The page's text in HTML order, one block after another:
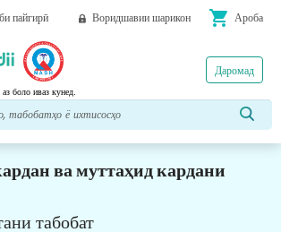
пайгирӣ Воридшавии шарикон shopping_cart Ароба
боло иваз кунед.
Даромад
ва муттаҳид кардани
табобат